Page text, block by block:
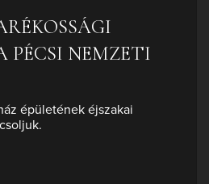
PÉCSI NEMZETI
épületének éjszakai